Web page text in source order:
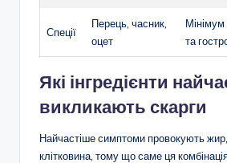
Спеції
Перець, часник,
оцет
Мінімум
та
Які інгредієнти
викликають скарги
Найчастіше симптоми провокують
клітковина, тому що саме ця